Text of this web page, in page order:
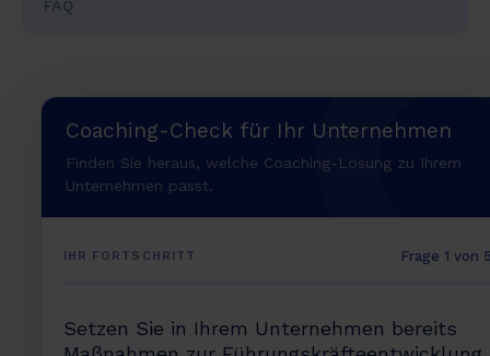
FAQ
Coaching-Check für Ihr Unternehmen
Finden Sie heraus, welche Coaching-Lösung zu Ihrem
Unternehmen passt.
IHR FORTSCHRITT Frage 1 von
Setzen Sie in Ihrem Unternehmen bereits